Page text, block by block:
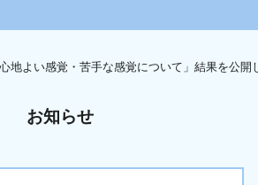
地よい感覚・苦手な感覚について」結果を公開
お知らせ